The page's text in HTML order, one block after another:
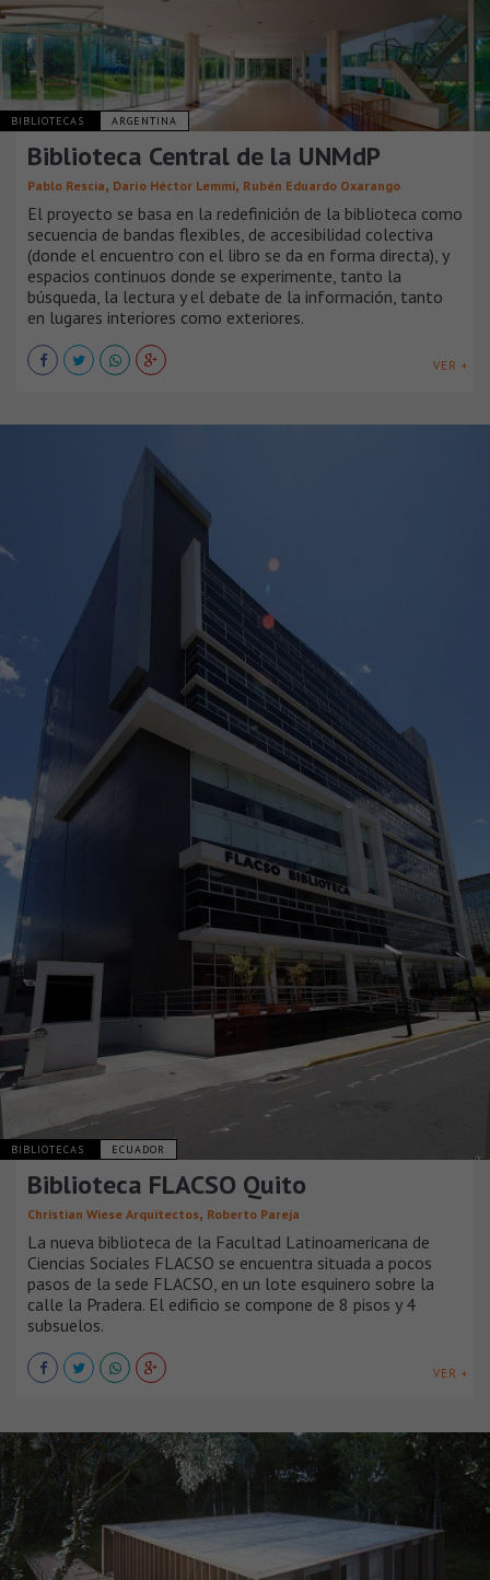
BIBLIOTECAS ARGENTINA
Biblioteca Central de la UNMdP
Pablo Rescia, Darío Héctor Lemmi, Rubén Eduardo Oxarango
El proyecto se basa en la redefinición de la biblioteca como
secuencia de bandas flexibles, de accesibilidad colectiva
(donde el encuentro con el libro se da en forma directa), y
espacios continuos donde se experimente, tanto la
búsqueda, la lectura y el debate de la información, tanto
en lugares interiores como exteriores.
VER +
BIBLIOTECAS ECUADOR
Biblioteca FLACSO Quito
Christian Wiese Arquitectos, Roberto Pareja
La nueva biblioteca de la Facultad Latinoamericana de
Ciencias Sociales FLACSO se encuentra situada a pocos
pasos de la sede FLACSO, en un lote esquinero sobre la
calle la Pradera. El edificio se compone de 8 pisos y 4
subsuelos.
VER +